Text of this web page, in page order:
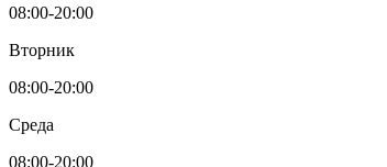
08:00-20:00
Вторник
08:00-20:00
Среда
08:00-20:00